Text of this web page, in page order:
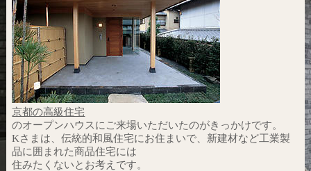
京都の高級住宅
のオープンハウスにご来場いただいたのがきっかけです。
Kさまは、伝統的和風住宅にお住まいで、新建材など工業製
品に囲まれた商品住宅には
住みたくないとお考えです。